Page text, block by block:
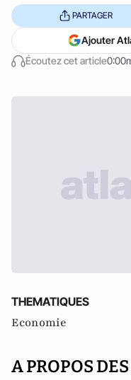
Écoutez cet article
PARTAGER
Ajouter
THEMATIQUES
Economie
A PROPOS